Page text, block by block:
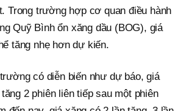
Trong trường hợp cơ quan điều hành
Quỹ Bình ổn xăng dầu (BOG), giá
tăng nhẹ hơn dự kiến.
có diễn biến như dự báo, giá
2 phiên liên tiếp sau một phiên